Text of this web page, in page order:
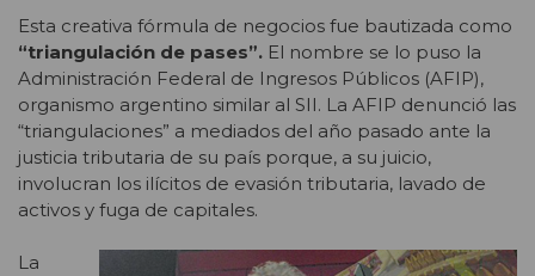
Esta creativa fórmula de negocios fue bautizada como
“triangulación de pases”. El nombre se lo puso la
Administración Federal de Ingresos Públicos (AFIP),
organismo argentino similar al SII. La AFIP denunció las
“triangulaciones” a mediados del año pasado ante la
justicia tributaria de su país porque, a su juicio,
involucran los ilícitos de evasión tributaria, lavado de
activos y fuga de capitales.
La